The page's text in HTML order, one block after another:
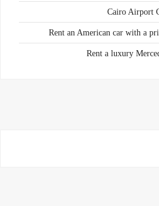
Cairo Airport
Rent an American car with a
Rent a luxury